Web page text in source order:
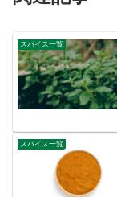
スパイス一覧
スパイス一覧